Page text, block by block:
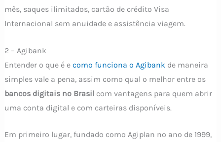
mês, saques ilimitados, cartão de crédito Visa
Internacional sem anuidade e assistência viagem.
2 – Agibank
Entender o que é e como funciona o Agibank de maneira
simples vale a pena, assim como qual o melhor entre os
bancos digitais no Brasilcom vantagens para quem abrir
uma conta digital e com carteiras disponíveis.
Em primeiro lugar, fundado como Agiplan no ano de 1999,